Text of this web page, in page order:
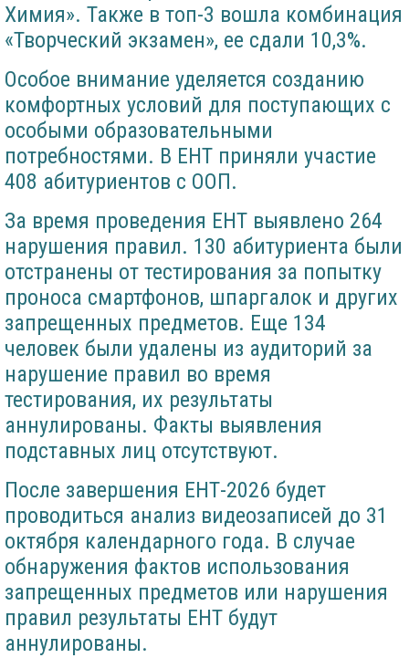
Химия». Также в топ-3 вошла комбинация
«Творческий экзамен», ее сдали 10,3%.
Особое внимание уделяется созданию
комфортных условий для поступающих с
особыми образовательными
потребностями. В ЕНТ приняли участие
408 абитуриентов с ООП.
За время проведения ЕНТ выявлено 264
нарушения правил. 130 абитуриента были
отстранены от тестирования за попытку
проноса смартфонов, шпаргалок и других
запрещенных предметов. Еще 134
человек были удалены из аудиторий за
нарушение правил во время
тестирования, их результаты
аннулированы. Факты выявления
подставных лиц отсутствуют.
После завершения ЕНТ-2026 будет
проводиться анализ видеозаписей до 31
октября календарного года. В случае
обнаружения фактов использования
запрещенных предметов или нарушения
правил результаты ЕНТ будут
аннулированы.